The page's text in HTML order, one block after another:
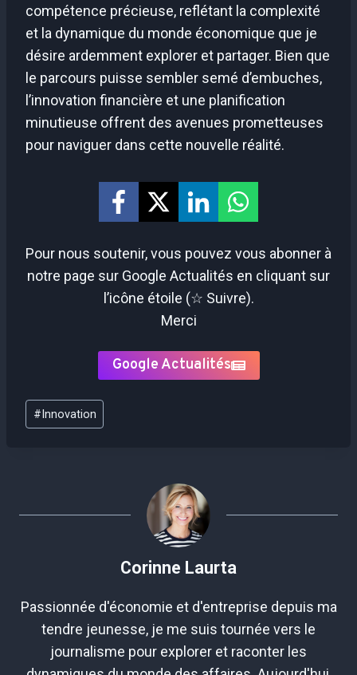
compétence précieuse, reflétant la complexité
et la dynamique du monde économique que je
désire ardemment explorer et partager. Bien que
le parcours puisse sembler semé d’embuches,
l’innovation financière et une planification
minutieuse offrent des avenues prometteuses
pour naviguer dans cette nouvelle réalité.
Pour nous soutenir, vous pouvez vous abonner à
notre page sur Google Actualités en cliquant sur
l’icône étoile (☆ Suivre).
Merci
Google Actualités
Étiquettes
de
# Innovation
Corinne Laurta
Passionnée d'économie et d'entreprise depuis ma
tendre jeunesse, je me suis tournée vers le
journalisme pour explorer et raconter les